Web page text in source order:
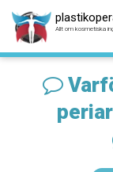
Allt om kosmetiska